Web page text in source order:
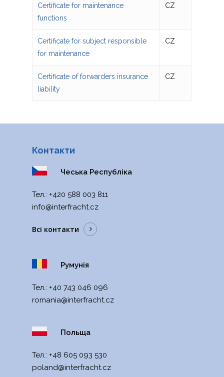
Certificate for maintenance
functions
CZ
Certificate for subject responsible
for maintenance
CZ
Certificate of forwarders insurance
liability
CZ
Контакти
Чеська Республіка
Тел.: +420 588 003 811
info@interfracht.cz
Всі контакти
Румунія
Тел.: +40 743 046 096
romania@interfracht.cz
Польща
Тел.: +48 605 093 530
poland@interfracht.cz